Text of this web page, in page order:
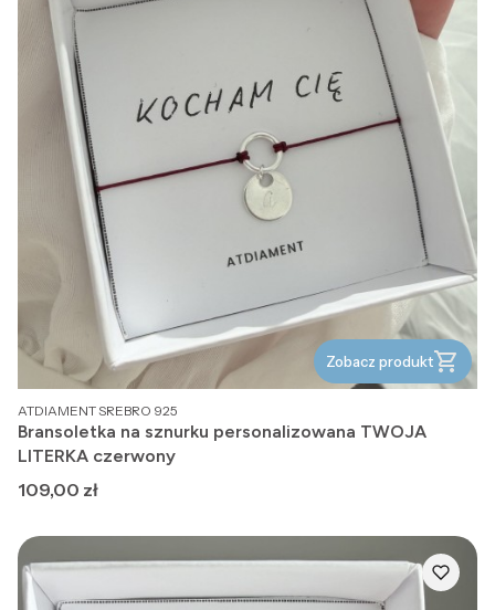
Zobacz produkt
PRODUCENT
ATDIAMENT SREBRO 925
Bransoletka na sznurku personalizowana TWOJA
LITERKA czerwony
Cena
109,00 zł